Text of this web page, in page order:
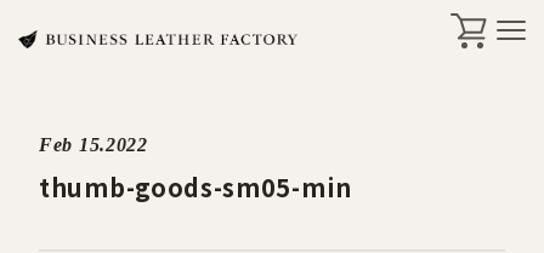
search
Feb 15.2022
thumb-goods-sm05-min